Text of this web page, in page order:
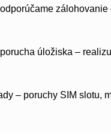
úložiska –
– poruchy SIM slotu,